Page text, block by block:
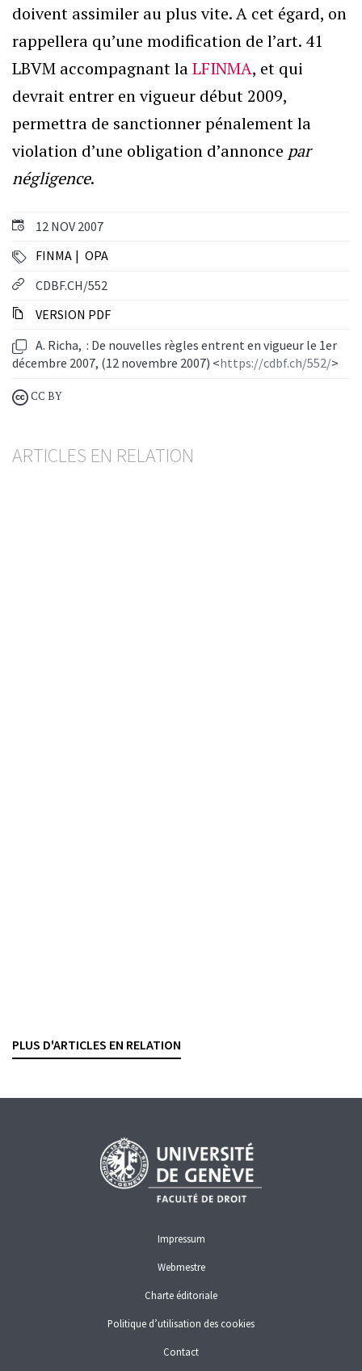
12 NOV 2007
FINMA
OPA
CDBF.CH/552
VERSION PDF
A. Richa, : De nouvelles règles entrent en vigueur le 1er
décembre 2007, (12 novembre 2007) <https://cdbf.ch/552/>
CC BY
ARTICLES EN RELATION
La semaine judiciaire, 2026, vol. 148, no. 3, p. 262-268
PLUS D'ARTICLES EN RELATION
doivent assimiler au plus vite. A cet égard, on
rappellera qu’une modification de l’art. 41
LBVM accompagnant laLFINMA, et qui
devrait entrer en vigueur début 2009,
permettra de sanctionner pénalement la
violation d’une obligation d’annonce par
négligence.
Impressum
Webmestre
Charte éditoriale
Politique d’utilisation des cookies
Contact